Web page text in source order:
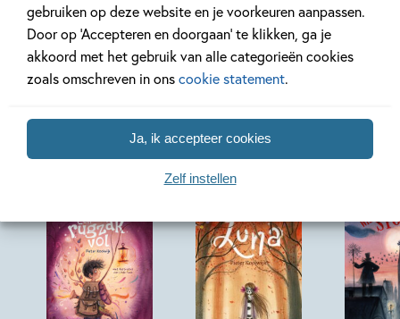
gebruiken op deze website en je voorkeuren aanpassen.
Door op ‘Accepteren en doorgaan’ te klikken, ga je
akkoord met het gebruik van alle categorieën cookies
zoals omschreven in onscookie statement.
Ja, ik accepteer cookies
Zelf instellen
Bekijk alle artikelen
Meer van deze auteur